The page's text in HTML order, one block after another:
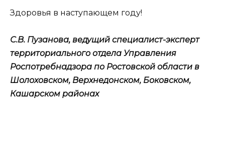
Здоровья в наступающем году!
С.В. Пузанова, ведущий специалист-эксперт
территориального отдела Управления
Роспотребнадзора по Ростовской области в
Шолоховском, Верхнедонском, Боковском,
Кашарском районах